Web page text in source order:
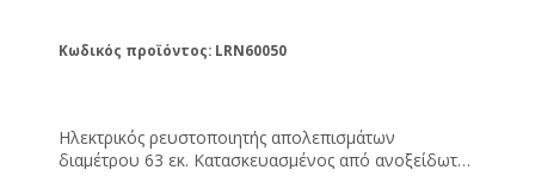
Κωδικός προϊόντος: LRN60050
Ηλεκτρικός ρευστοποιητής απολεπισμάτων
διαμέτρου 63 εκ. Κατασκευασμένος από ανοξείδωτο